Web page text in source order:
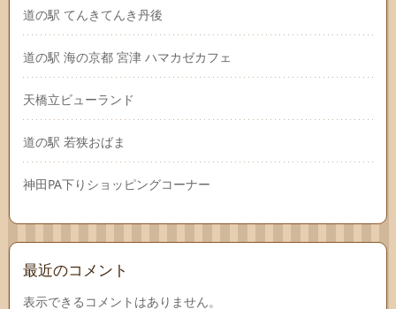
道の駅 てんきてんき丹後
道の駅 海の京都 宮津 ハマカゼカフェ
天橋立ビューランド
道の駅 若狭おばま
神田PA下りショッピングコーナー
最近のコメント
表示できるコメントはありません。